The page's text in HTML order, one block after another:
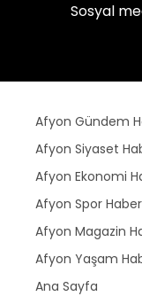
Sosyal
Afyon Gündem
Afyon Siyaset
Afyon Ekonomi
Afyon Spor
Afyon Magazin
Afyon Yaşam
Ana Sayfa